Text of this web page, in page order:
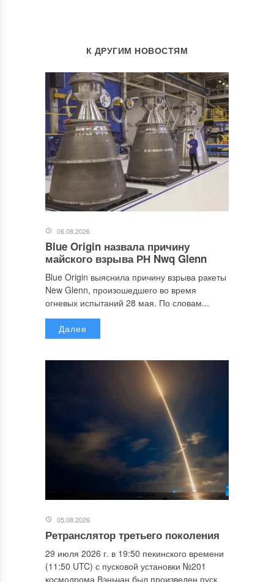
К ДРУГИМ НОВОСТЯМ
06.08.2026
Blue Origin назвала причину
майского взрыва РН Nwq Glenn
Blue Origin выяснила причину взрыва ракеты
New Glenn, произошедшего во время
огневых испытаний 28 мая. По словам...
Далее
05.08.2026
Ретранслятор третьего поколения
29 июля 2026 г. в 19:50 пекинского времени
(11:50 UTC) с пусковой установки №201
космодрома Вэньчан был произведен пуск